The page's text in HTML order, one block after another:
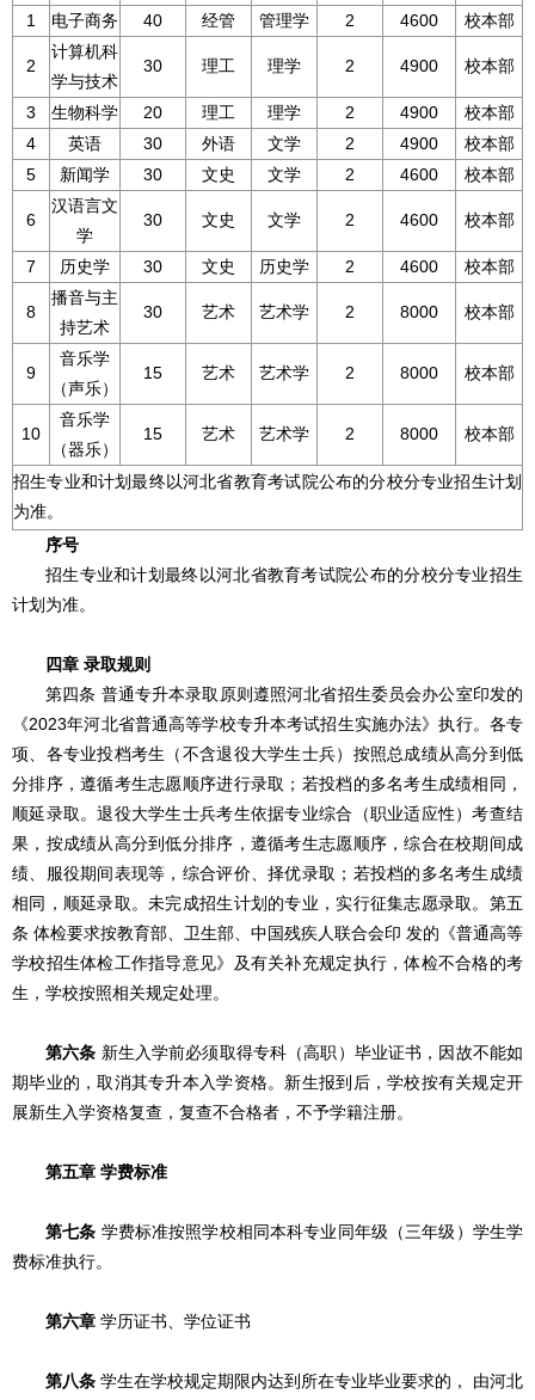
1 电子商务 40 经管 管理学 2 4600 校本部
2
计算机科
学与技术
30 理工 理学 2 4900 校本部
3 生物科学 20 理工 理学 2 4900
校本部
4
英语 30 外语 文学 2 4900
校本部
5
新闻学 30 文史 文学 2 4600 校本部
6
汉语言文
学
30 文史 文学 2 4600 校本部
7 历史学 30 文史 历史学 2 4600 校本部
8
播音与主
持艺术
30 艺术 艺术学 2 8000 校本部
9
音乐学
（声乐）
15 艺术 艺术学 2 8000 校本部
10
音乐学
（器乐）
15 艺术 艺术学 2 8000 校本部
招生专业和计划最终以河北省教育考试院公布的分校分专业招生计划
为准。
序号
招生专业和计划最终以河北省教育考试院公布的分校分专业招生
计划为准。
四章 录取规则
第四条 普通专升本录取原则遵照河北省招生委员会办公室印发的
《2023年河北省普通高等学校专升本考试招生实施办法》执行。各专
项、各专业投档考生（不含退役大学生士兵）按照总成绩从高分到低
分排序，遵循考生志愿顺序进行录取；若投档的多名考生成绩相同，
顺延录取。退役大学生士兵考生依据专业综合（职业适应性）考查结
果，按成绩从高分到低分排序，遵循考生志愿顺序，综合在校期间成
绩、服役期间表现等，综合评价、择优录取；若投档的多名考生成绩
相同，顺延录取。未完成招生计划的专业，实行征集志愿录取。第五
条 体检要求按教育部、卫生部、中国残疾人联合会印 发的《普通高等
学校招生体检工作指导意见》及有关补充规定执行，体检不合格的考
生，学校按照相关规定处理。
第六条 新生入学前必须取得专科（高职）毕业证书，因故不能如
期毕业的，取消其专升本入学资格。新生报到后，学校按有关规定开
展新生入学资格复查，复查不合格者，不予学籍注册。
第五章 学费标准
第七条 学费标准按照学校相同本科专业同年级（三年级）学生学
费标准执行。
第六章 学历证书、学位证书
第八条 学生在学校规定期限内达到所在专业毕业要求的， 由河北